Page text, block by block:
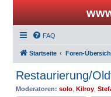
FAQ
Startseite Foren-
Restaurierung/
Moderatoren: solo, Kilroy,